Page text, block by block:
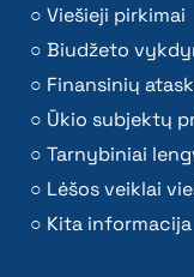
Viešieji pirkimai
Biudžeto
Finansinių
Ūkio subjektų
Tarnybiniai
Lėšos veiklai
Kita informacija